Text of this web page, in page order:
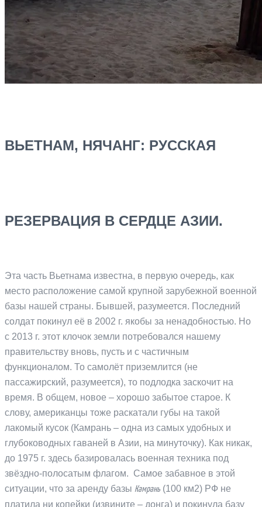
ВЬЕТНАМ, НЯЧАНГ: РУССКАЯ
РЕЗЕРВАЦИЯ В СЕРДЦЕ АЗИИ.
Эта часть Вьетнама известна, в первую очередь, как
место расположение самой крупной зарубежной военной
базы нашей страны. Бывшей, разумеется. Последний
солдат покинул её в 2002 г. якобы за ненадобностью. Но
с 2013 г. этот клочок земли потребовался нашему
правительству вновь, пусть и с частичным
функционалом. То самолёт приземлится (не
пассажирский, разумеется), то подлодка заскочит на
время. В общем, новое – хорошо забытое старое. К
слову, американцы тоже раскатали губы на такой
лакомый кусок (Камрань – одна из самых удобных и
глубоководных гаваней в Азии, на минуточку). Как никак,
до 1975 г. здесь базировалась военная техника под
звёздно-полосатым флагом. Самое забавное в этой
ситуации, что за аренду базы Камрань(100 км2) РФ не
платила ни копейки (извините – донга) и покинула базу